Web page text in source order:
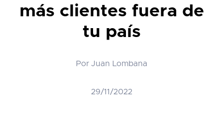
más clientes fuera de
tu país
Por Juan Lombana
29/11/2022